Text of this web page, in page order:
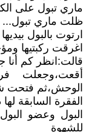
ماري تبول على
ظلت ماري تبول...
ارتوت بالبول
اغرقت ركبتيها
قالت:انظر كم أنا
أقعت،وجعلت
الوحش،ثم فتحت
الفقرة السابقة
البول وعضو
للشهوة